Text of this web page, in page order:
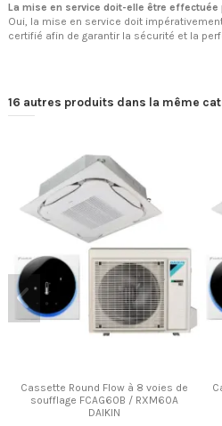
La mise en service doit-elle être
Oui, la mise en service doit
certifié afin de garantir la sécurité et la
16 autres produits dans la même
Cassette Round Flow à 8 voies de
soufflage FCAG60B / RXM60A
DAIKIN